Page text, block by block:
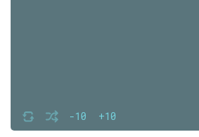
-10 +10